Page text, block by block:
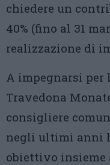
chiedere un
40% (fino al 31
realizzazione di
A impegnarsi per
Travedona
consigliere
negli ultimi anni
obiettivo insieme